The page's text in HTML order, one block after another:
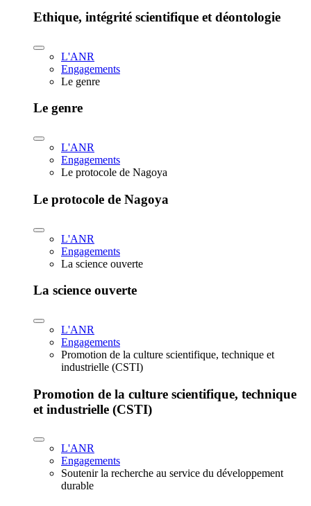
Ethique, intégrité scientifique et déontologie
L'ANR
Engagements
Le genre
Le genre
L'ANR
Engagements
Le protocole de Nagoya
Le protocole de Nagoya
L'ANR
Engagements
La science ouverte
La science ouverte
L'ANR
Engagements
Promotion de la culture scientifique, technique et
industrielle (CSTI)
Promotion de la culture scientifique, technique
et industrielle (CSTI)
L'ANR
Engagements
Soutenir la recherche au service du développement
durable